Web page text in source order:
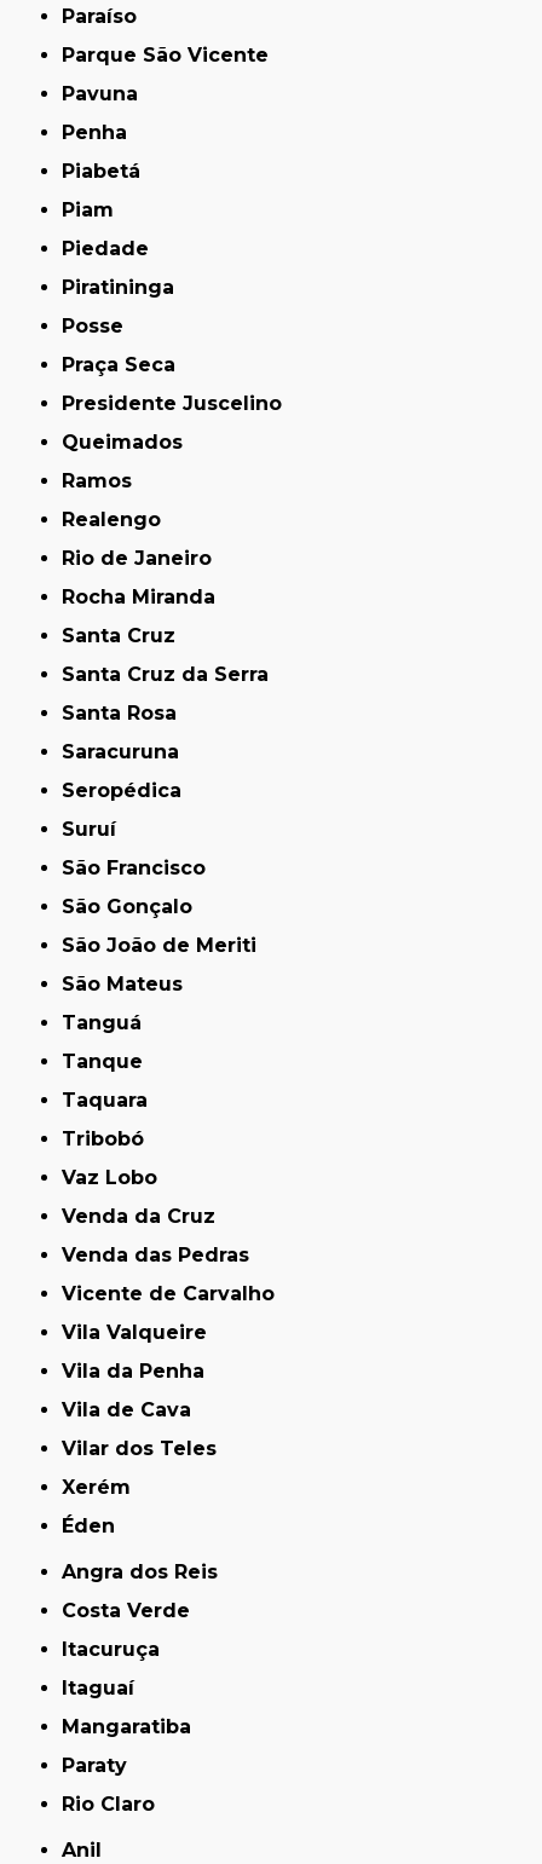
Paraíso
Parque São Vicente
Pavuna
Penha
Piabetá
Piam
Piedade
Piratininga
Posse
Praça Seca
Presidente Juscelino
Queimados
Ramos
Realengo
Rio de Janeiro
Rocha Miranda
Santa Cruz
Santa Cruz da Serra
Santa Rosa
Saracuruna
Seropédica
Suruí
São Francisco
São Gonçalo
São João de Meriti
São Mateus
Tanguá
Tanque
Taquara
Tribobó
Vaz Lobo
Venda da Cruz
Venda das Pedras
Vicente de Carvalho
Vila Valqueire
Vila da Penha
Vila de Cava
Vilar dos Teles
Xerém
Éden
Angra dos Reis
Costa Verde
Itacuruça
Itaguaí
Mangaratiba
Paraty
Rio Claro
Anil